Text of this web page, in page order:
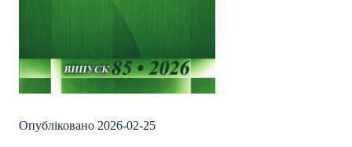
Опубліковано 2026-02-25